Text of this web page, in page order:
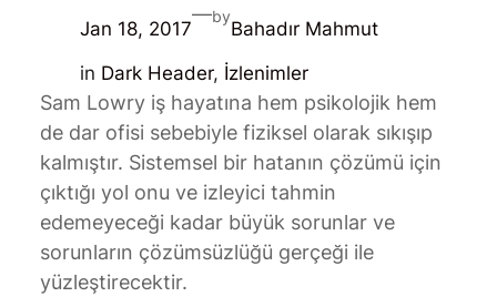
Jan 18, 2017
—by
Bahadır Mahmut
in Dark Header, İzlenimler
Sam Lowry iş hayatına hem psikolojik hem
de dar ofisi sebebiyle fiziksel olarak sıkışıp
kalmıştır. Sistemsel bir hatanın çözümü için
çıktığı yol onu ve izleyici tahmin
edemeyeceği kadar büyük sorunlar ve
sorunların çözümsüzlüğü gerçeği ile
yüzleştirecektir.